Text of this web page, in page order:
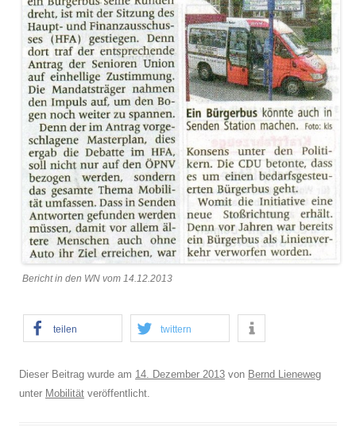
Bericht in den WN vom 14.12.2013
teilen twittern
Dieser Beitrag wurde am 14. Dezember 2013 von Bernd Lieneweg
unter Mobilität veröffentlicht.